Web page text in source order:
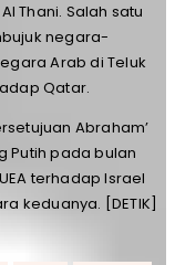
Thani. Salah satu
negara-
Arab di Teluk
Qatar.
Abraham’
Putih pada bulan
terhadap Israel
keduanya. [DETIK]